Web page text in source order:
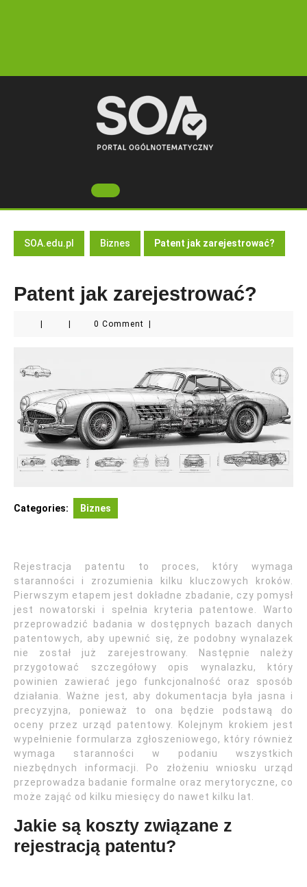
Open
Button
SOA.edu.pl Biznes Patent jak zarejestrować?
Patent jak zarejestrować?
0 Comment
Categories: Biznes
Rejestracja patentu to proces, który wymaga
staranności i zrozumienia kilku kluczowych kroków.
Pierwszym etapem jest dokładne zbadanie, czy pomysł
jest nowatorski i spełnia kryteria patentowe. Warto
przeprowadzić badania w dostępnych bazach danych
patentowych, aby upewnić się, że podobny wynalazek
nie został już zarejestrowany. Następnie należy
przygotować szczegółowy opis wynalazku, który
powinien zawierać jego funkcjonalność oraz sposób
działania. Ważne jest, aby dokumentacja była jasna i
precyzyjna, ponieważ to ona będzie podstawą do
oceny przez urząd patentowy. Kolejnym krokiem jest
wypełnienie formularza zgłoszeniowego, który również
wymaga staranności w podaniu wszystkich
niezbędnych informacji. Po złożeniu wniosku urząd
przeprowadza badanie formalne oraz merytoryczne, co
może zająć od kilku miesięcy do nawet kilku lat.
Jakie są koszty związane z
rejestracją patentu?